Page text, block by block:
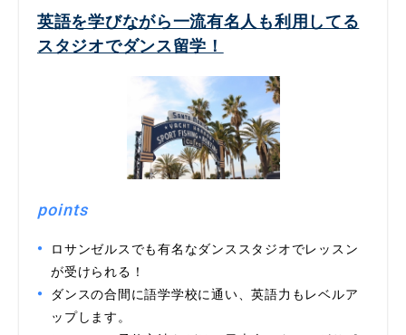
英語を学びながら一流有名人も利用してる
スタジオでダンス留学！
points
ロサンゼルスでも有名なダンススタジオでレッスン
が受けられる！
ダンスの合間に語学学校に通い、英語力もレベルア
ップします。